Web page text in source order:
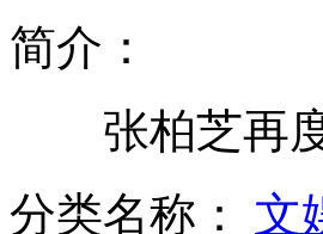
湖北6人被"待岗" 局长称"穷"
简介：
张柏芝再度
分类名称： 文